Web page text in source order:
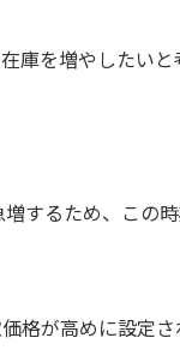
を増やしたいと
するため、この
格が高めに設定さ